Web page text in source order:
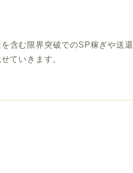
含む限界突破でのSP稼ぎや送還
ていきます。